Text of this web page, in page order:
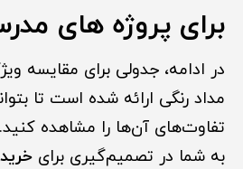
برای پروژه های
در ادامه، جدولی برای مقایسه
مداد رنگی ارائه شده است تا
تفاوت‌های آن‌ها را مشاهده
به شما در تصمیم‌گیری برای